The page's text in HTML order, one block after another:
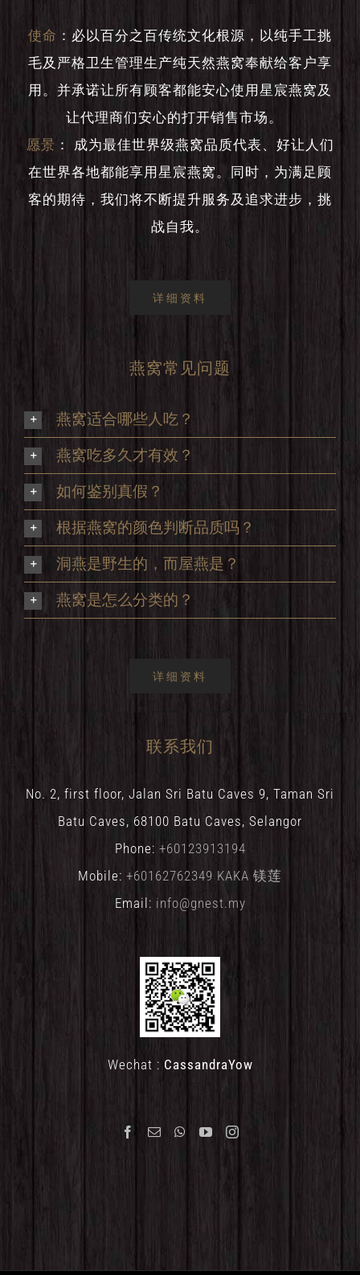
使命 ： 必以百分之百传统文化根源，以纯手工挑
毛及严格卫生管理生产纯天然燕窝奉献给客户享
用。并承诺让所有顾客都能安心使用星宸燕窝及
让代理商们安心的打开销售市场。
愿景 ：
成为最佳世界级燕窝品质代表、好让人们
在世界各地都能享用星宸燕窝。同时，为满足顾
客的期待，我们将不断提升服务及追求进步，挑
战自我。
详细资料
燕窝常见问题
燕窝适合哪些人吃？
燕窝吃多久才有效？
如何鉴别真假？
根据燕窝的颜色判断品质吗？
洞燕是野生的，而屋燕是？
燕窝是怎么分类的？
详细资料
联系我们
No. 2, first floor, Jalan Sri Batu Caves 9, Taman Sri
Batu Caves, 68100 Batu Caves, Selangor
Phone: +60123913194
Mobile: +60162762349 KAKA 镁莲
Email: info@gnest.my
Wechat : CassandraYow